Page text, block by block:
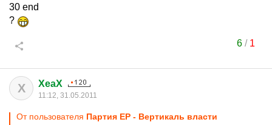
30 end
?
6/ 1
X XeaX
11:12, 31.05.2011
От пользователя Партия ЕР - Вертикаль власти